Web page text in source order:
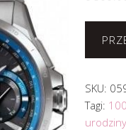
SKU:
Tagi:
urodziny